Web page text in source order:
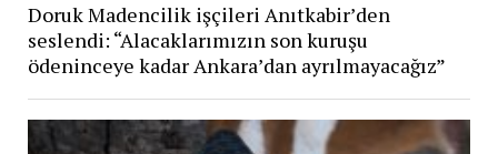
Doruk Madencilik işçileri Anıtkabir’den
seslendi: “Alacaklarımızın son kuruşu
ödeninceye kadar Ankara’dan ayrılmayacağız”